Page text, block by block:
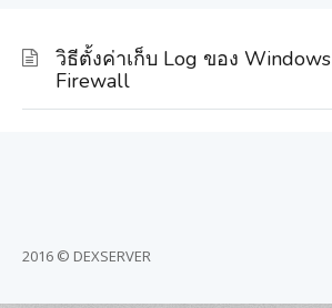
วิธีตั้งค่าเก็บ Log ของ Windows
Firewall
2016 © DEXSERVER